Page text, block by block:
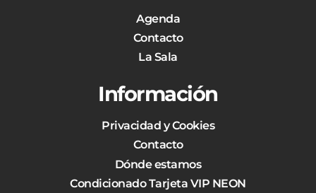
Agenda
Contacto
La Sala
Información
Privacidad y Cookies
Contacto
Dónde estamos
Condicionado Tarjeta VIP NEON